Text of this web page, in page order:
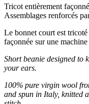
Tricot entièrement façonné
Assemblages renforcés
Le bonnet court est
façonnée sur une
Short beanie designed to
your ears.
100% pure virgin wool
and spun in Italy, knitted